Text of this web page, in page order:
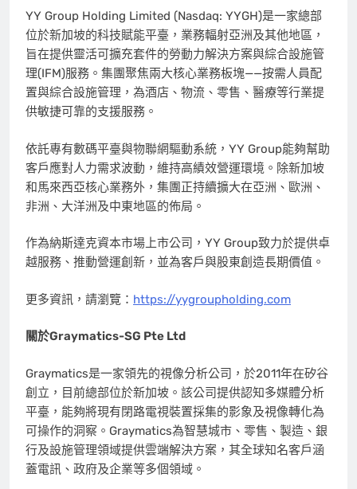
YY Group Holding Limited (Nasdaq: YYGH)是一家總部
位於新加坡的科技賦能平臺，業務輻射亞洲及其他地區，
旨在提供靈活可擴充套件的勞動力解決方案與綜合設施管
理(IFM)服務。集團聚焦兩大核心業務板塊——按需人員配
置與綜合設施管理，為酒店、物流、零售、醫療等行業提
供敏捷可靠的支援服務。
依託專有數碼平臺與物聯網驅動系統，YY Group能夠幫助
客戶應對人力需求波動，維持高績效營運環境。除新加坡
和馬來西亞核心業務外，集團正持續擴大在亞洲、歐洲、
非洲、大洋洲及中東地區的佈局。
作為納斯達克資本市場上市公司，YY Group致力於提供卓
越服務、推動營運創新，並為客戶與股東創造長期價值。
更多資訊，請瀏覽： https://yygroupholding.com
關於Graymatics-SG Pte Ltd
Graymatics是一家領先的視像分析公司，於2011年在矽谷
創立，目前總部位於新加坡。該公司提供認知多媒體分析
平臺，能夠將現有閉路電視裝置採集的影象及視像轉化為
可操作的洞察。Graymatics為智慧城市、零售、製造、銀
行及設施管理領域提供雲端解決方案，其全球知名客戶涵
蓋電訊、政府及企業等多個領域。